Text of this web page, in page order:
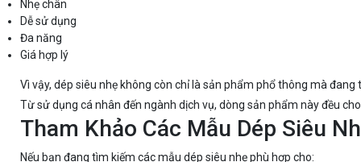
Nhẹ chân
Dễ sử dụng
Đa năng
Giá hợp lý
Vì vậy, dép siêu nhẹ không còn chỉ là sản phẩm phổ thông mà
Từ sử dụng cá nhân đến ngành dịch vụ, dòng sản phẩm này đều
Tham Khảo Các Mẫu Dép Siêu
Nếu bạn đang tìm kiếm các mẫu dép siêu nhẹ phù hợp cho: